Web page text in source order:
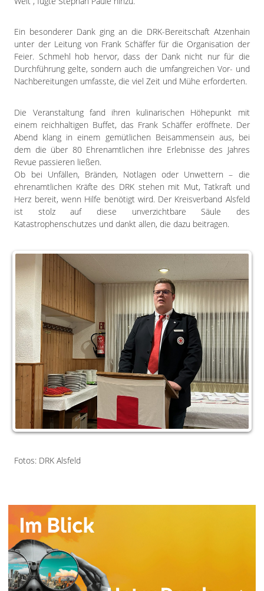
Ein besonderer Dank ging an die DRK-Bereitschaft Atzenhain
unter der Leitung von Frank Schäffer für die Organisation der
Feier. Schmehl hob hervor, dass der Dank nicht nur für die
Durchführung gelte, sondern auch die umfangreichen Vor- und
Nachbereitungen umfasste, die viel Zeit und Mühe erforderten.
Die Veranstaltung fand ihren kulinarischen Höhepunkt mit
einem reichhaltigen Buffet, das Frank Schäffer eröffnete. Der
Abend klang in einem gemütlichen Beisammensein aus, bei
dem die über 80 Ehrenamtlichen ihre Erlebnisse des Jahres
Revue passieren ließen.
Ob bei Unfällen, Bränden, Notlagen oder Unwettern – die
ehrenamtlichen Kräfte des DRK stehen mit Mut, Tatkraft und
Herz bereit, wenn Hilfe benötigt wird. Der Kreisverband Alsfeld
ist stolz auf diese unverzichtbare Säule des
Katastrophenschutzes und dankt allen, die dazu beitragen.
Fotos: DRK Alsfeld